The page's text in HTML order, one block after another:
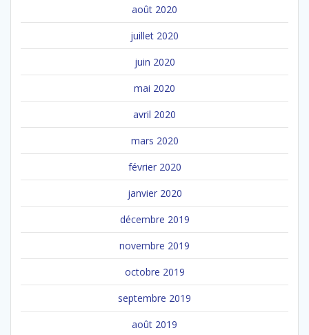
août 2020
juillet 2020
juin 2020
mai 2020
avril 2020
mars 2020
février 2020
janvier 2020
décembre 2019
novembre 2019
octobre 2019
septembre 2019
août 2019